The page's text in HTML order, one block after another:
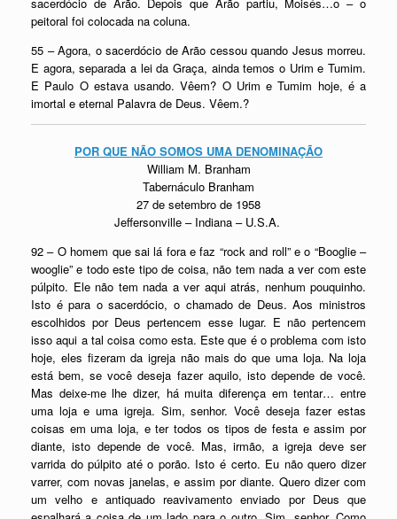
peitoral foi colocada na coluna.
55 – Agora, o sacerdócio de Arão cessou quando Jesus morreu.
E agora, separada a lei da Graça, ainda temos o Urim e Tumim.
E Paulo O estava usando. Vêem? O Urim e Tumim hoje, é a
imortal e eternal Palavra de Deus. Vêem.?
POR QUE NÃO SOMOS UMA DENOMINAÇÃO
William M. Branham
Tabernáculo Branham
27 de setembro de 1958
Jeffersonville – Indiana – U.S.A.
92 – O homem que sai lá fora e faz “rock and roll” e o “Booglie –
wooglie” e todo este tipo de coisa, não tem nada a ver com este
púlpito. Ele não tem nada a ver aqui atrás, nenhum pouquinho.
Isto é para osacerdócio, o chamado de Deus. Aos ministros
escolhidos por Deus pertencem esse lugar. E não pertencem
isso aqui a tal coisa como esta. Este que é o problema com isto
hoje, eles fizeram da igreja não mais do que uma loja. Na loja
está bem, se você deseja fazer aquilo, isto depende de você.
Mas deixe-me lhe dizer, há muita diferença em tentar… entre
uma loja e uma igreja. Sim, senhor. Você deseja fazer estas
coisas em uma loja, e ter todos os tipos de festa e assim por
diante, isto depende de você. Mas, irmão, a igreja deve ser
varrida do púlpito até o porão. Isto é certo. Eu não quero dizer
varrer, com novas janelas, e assim por diante. Quero dizer com
um velho e antiquado reavivamento enviado por Deus que